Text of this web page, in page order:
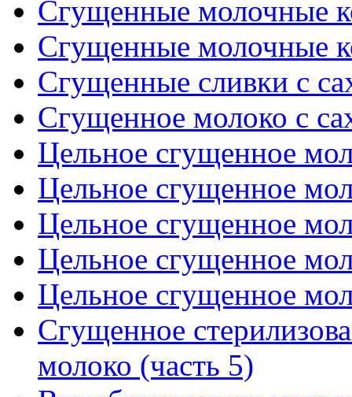
Сгущенные молочные
Сгущенные молочные
Сгущенные сливки с
Сгущенное молоко с
Цельное сгущенное
Цельное сгущенное
Цельное сгущенное
Цельное сгущенное
Цельное сгущенное
Сгущенное
молоко (часть 5)